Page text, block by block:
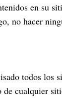
en su
no hacer
todos los
de cualquier